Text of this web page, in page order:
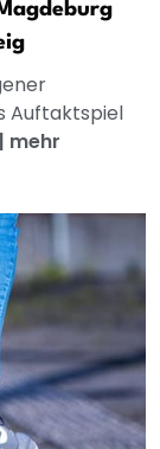
Auftaktspiel
| mehr